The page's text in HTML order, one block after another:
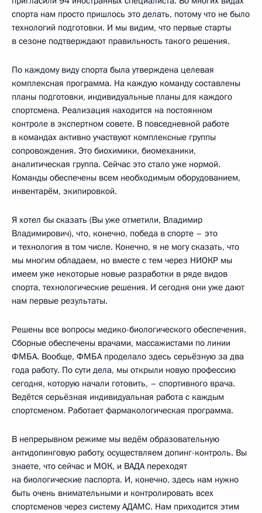
спорта нам просто пришлось это делать, потому что не было
технологий подготовки. И мы видим, что первые старты
в сезоне подтверждают правильность такого решения.
По каждому виду спорта была утверждена целевая
комплексная программа. На каждую команду составлены
планы подготовки, индивидуальные планы для каждого
спортсмена. Реализация находится на постоянном
контроле в экспертном совете. В повседневной работе
в командах активно участвуют комплексные группы
сопровождения. Это биохимики, биомеханики,
аналитическая группа. Сейчас это стало уже нормой.
Команды обеспечены всем необходимым оборудованием,
инвентарём, экипировкой.
Я хотел бы сказать (Вы уже отметили, Владимир
Владимирович), что, конечно, победа в спорте – это
и технология в том числе. Конечно, я не могу сказать, что
мы многим обладаем, но вместе с тем через НИОКР мы
имеем уже некоторые новые разработки в ряде видов
спорта, технологические решения. И сегодня они уже дают
нам первые результаты.
Решены все вопросы медико-биологического обеспечения.
Сборные обеспечены врачами, массажистами по линии
ФМБА. Вообще, ФМБА проделало здесь серьёзную за два
года работу. По сути дела, мы открыли новую профессию
сегодня, которую начали готовить, – спортивного врача.
Ведётся серьёзная индивидуальная работа с каждым
спортсменом. Работает фармакологическая программа.
В непрерывном режиме мы ведём образовательную
антидопинговую работу, осуществляем допинг-контроль. Вы
знаете, что сейчас и МОК, и ВАДА переходят
на биологические паспорта. И, конечно, здесь нам нужно
быть очень внимательными и контролировать всех
спортсменов через систему АДАМС. Нам приходится этим